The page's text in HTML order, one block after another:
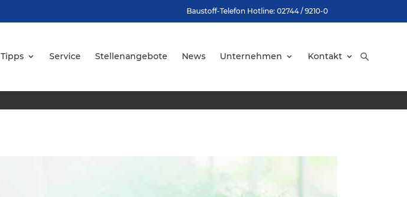
Baustoff-Telefon Hotline: 02744 / 9210-0
Tipps Service Stellenangebote News Unternehmen Kontakt